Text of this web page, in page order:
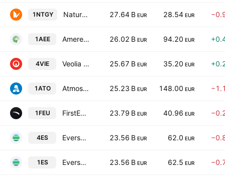
1NTGY Naturgy Energy Group, S.A. 27.64 B EUR 28.54 EUR
1AEE Ameren Corporation 26.02 B EUR 94.20 EUR
4VIE Veolia Environnement SA 25.67 B EUR 35.20 EUR
1ATO Atmos Energy Corporation 25.23 B EUR 148.00 EUR
1FEU FirstEnergy Corp. 23.79 B EUR 40.96 EUR
4ES Eversource Energy 23.56 B EUR 62.0 EUR
1ES Eversource Energy 23.56 B EUR 62.5 EUR